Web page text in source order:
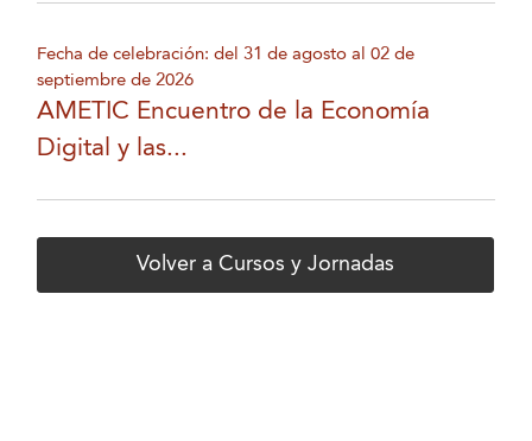
Fecha de celebración: del 31 de agosto al 02 de
septiembre de 2026
AMETIC Encuentro de la Economía
Digital y las...
Volver a Cursos y Jornadas